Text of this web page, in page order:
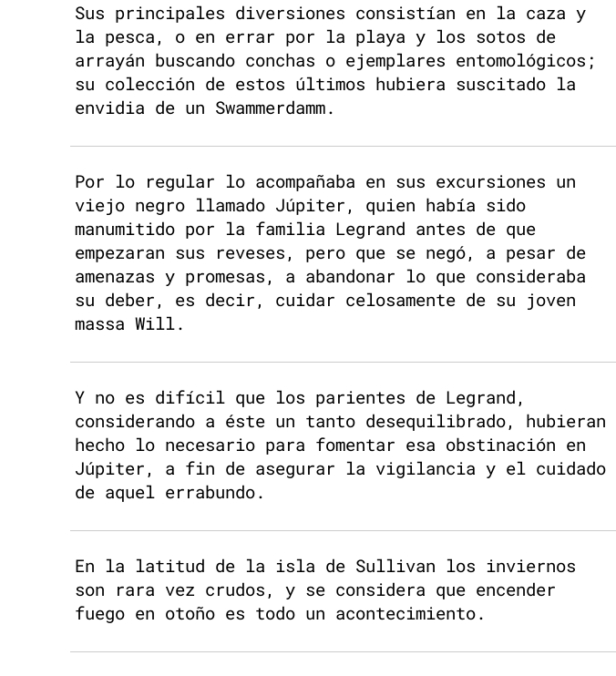
Sus principales diversiones consistían en la caza y
la pesca, o en errar por la playa y los sotos de
arrayán buscando conchas o ejemplares entomológicos;
su colección de estos últimos hubiera suscitado la
envidia de un Swammerdamm.
Por lo regular lo acompañaba en sus excursiones un
viejo negro llamado Júpiter, quien había sido
manumitido por la familia Legrand antes de que
empezaran sus reveses, pero que se negó, a pesar de
amenazas y promesas, a abandonar lo que consideraba
su deber, es decir, cuidar celosamente de su joven
massa Will.
Y no es difícil que los parientes de Legrand,
considerando a éste un tanto desequilibrado, hubieran
hecho lo necesario para fomentar esa obstinación en
Júpiter, a fin de asegurar la vigilancia y el cuidado
de aquel errabundo.
En la latitud de la isla de Sullivan los inviernos
son rara vez crudos, y se considera que encender
fuego en otoño es todo un acontecimiento.